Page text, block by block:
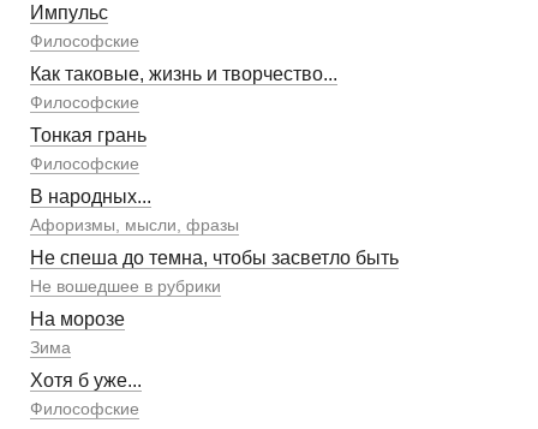
Импульс
Философские
Как таковые, жизнь и творчество...
Философские
Тонкая грань
Философские
В народных...
Афоризмы, мысли, фразы
Не спеша до темна, чтобы засветло быть
Не вошедшее в рубрики
На морозе
Зима
Хотя б уже...
Философские